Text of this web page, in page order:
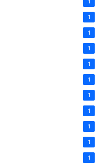
1
1
1
1
1
1
1
1
1
1
1